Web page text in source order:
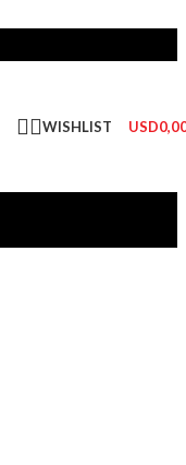
WISHLIST USD